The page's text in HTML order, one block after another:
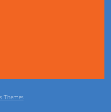
Themes